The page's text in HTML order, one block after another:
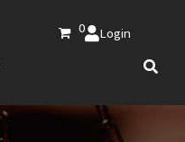
0 Login